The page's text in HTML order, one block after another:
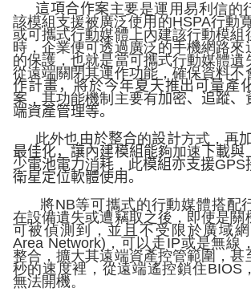
這項合作案主要是運用易利信的
該模組支援被廣泛使用的HSPA行動
或可攜式行動媒體上內建該行動模組
時，企業便可透過廣泛的手機網路來
的保護，也就是當可攜式行動媒體遺
從遠端關閉其運作功能，確保資料不
作計畫，將於今年夏天推出可量產
案 ，其功能機制主要有加密、追蹤、
端資產管理等。
此外也由於整合的設計方式，再
最佳化，讓內建模組能夠加速 下載
少電池電力消耗，此模組亦支援GPS
衛星定位軟體使用。
將NB等可攜式的行動媒體搭配
在設備遺失或遭竊取之後，即使是關
可被偵測到，並且不受限於廣域
Area Network) ，可以走IP或是無線
整合，擴大其遠端資產控管範圍，甚
秒的速度裡，從遠端遙控鎖住BIOS
無法開機。